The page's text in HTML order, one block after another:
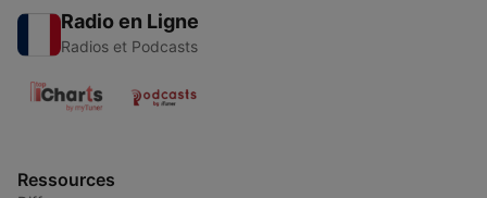
Radio en Ligne
Radios et Podcasts
Ressources